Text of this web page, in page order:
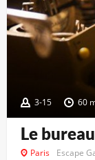
3-15 60
Le
Paris Escape